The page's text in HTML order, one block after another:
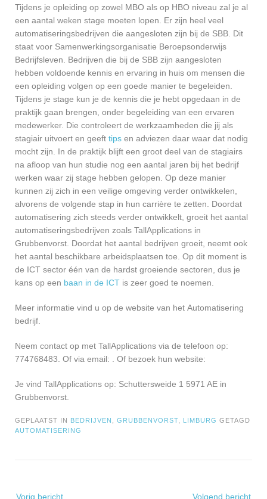
Tijdens je opleiding op zowel MBO als op HBO niveau zal je al
een aantal weken stage moeten lopen. Er zijn heel veel
automatiseringsbedrijven die aangesloten zijn bij de SBB. Dit
staat voor Samenwerkingsorganisatie Beroepsonderwijs
Bedrijfsleven. Bedrijven die bij de SBB zijn aangesloten
hebben voldoende kennis en ervaring in huis om mensen die
een opleiding volgen op een goede manier te begeleiden.
Tijdens je stage kun je de kennis die je hebt opgedaan in de
praktijk gaan brengen, onder begeleiding van een ervaren
medewerker. Die controleert de werkzaamheden die jij als
stagiair uitvoert en geeft tips en adviezen daar waar dat nodig
mocht zijn. In de praktijk blijft een groot deel van de stagiairs
na afloop van hun studie nog een aantal jaren bij het bedrijf
werken waar zij stage hebben gelopen. Op deze manier
kunnen zij zich in een veilige omgeving verder ontwikkelen,
alvorens de volgende stap in hun carrière te zetten. Doordat
automatisering zich steeds verder ontwikkelt, groeit het aantal
automatiseringsbedrijven zoals TallApplications in
Grubbenvorst. Doordat het aantal bedrijven groeit, neemt ook
het aantal beschikbare arbeidsplaatsen toe. Op dit moment is
de ICT sector één van de hardst groeiende sectoren, dus je
kans op een baan in de ICT is zeer goed te noemen.
Meer informatie vind u op de website van het Automatisering
bedrijf.
Neem contact op met TallApplications via de telefoon op:
774768483. Of via email:
. Of bezoek hun website:
Je vind TallApplications op: Schuttersweide 1 5971 AE in
Grubbenvorst.
GEPLAATST IN BEDRIJVEN GRUBBENVORST LIMBURG GETAGD
AUTOMATISERING
Vorig bericht Volgend bericht